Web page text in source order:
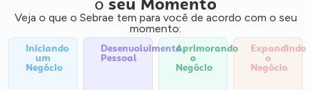
Veja o que o Sebrae tem para você de acordo com o seu
momento:
Iniciando
um
Negócio
Desenvolvimento
Pessoal
Aprimorando
o
Negócio
Expandindo
o
Negócio